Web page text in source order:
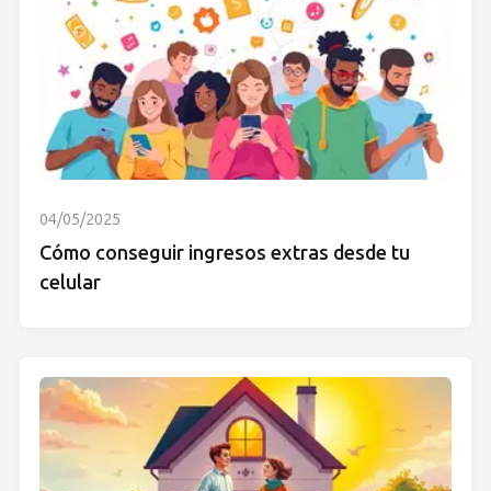
04/05/2025
Cómo conseguir ingresos extras desde tu
celular